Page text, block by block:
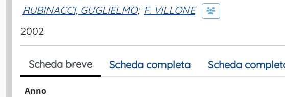
RUBINACCI, GUGLIELMO; F. VILLONE
2002
Scheda breve Scheda completa Scheda
Anno